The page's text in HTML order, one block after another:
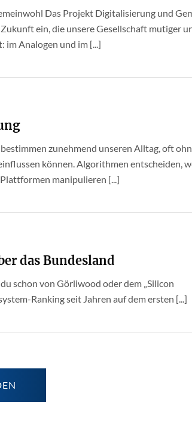
Das Projekt Digitalisierung und
ein, die unsere Gesellschaft mutiger
im Analogen und im [...]
zunehmend unseren Alltag, oft
können. Algorithmen entscheiden,
manipulieren [...]
das Bundesland
schon von Görliwood oder dem „Silicon
Ranking seit Jahren auf dem ersten [...]